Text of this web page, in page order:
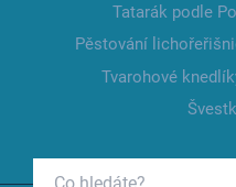
Tatarák podle
Pěstování
Tvarohové